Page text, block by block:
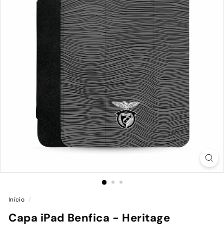
Início /
Capa iPad Benfica - Heritage